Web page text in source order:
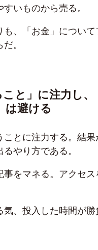
いものから売る。
、「お金」について
。
と」に注力し、
は避ける
ことに注力する。結果
やり方である。
をマネる。アクセス
、投入した時間が勝